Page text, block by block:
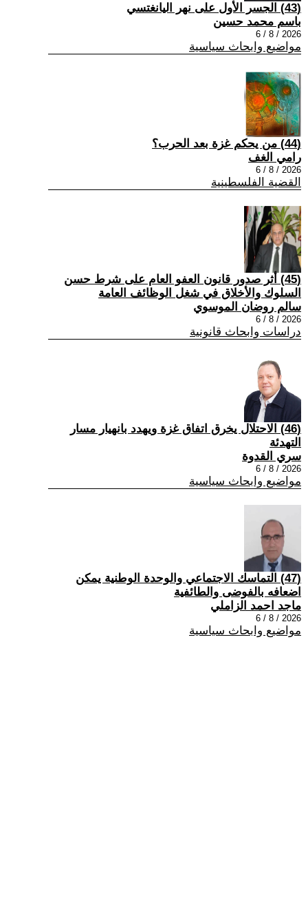
(43) الجسر الأول على نهر اليانغتسي
باسم محمد حسين
2026 / 8 / 6
مواضيع وابحاث سياسية
(44) من يحكم غزة بعد الحرب؟
رامي الغف
2026 / 8 / 6
القضية الفلسطينية
(45) أثر صدور قانون العفو العام على شرط حسن
السلوك والأخلاق في شغل الوظائف العامة
سالم روضان الموسوي
2026 / 8 / 6
دراسات وابحاث قانونية
(46) الاحتلال يخرق اتفاق غزة ويهدد بانهيار مسار
التهدئة
سري القدوة
2026 / 8 / 6
مواضيع وابحاث سياسية
(47) التماسك الاجتماعي والوحدة الوطنية يمكن
اضعافه بالفوضى والطائفية
ماجد احمد الزاملي
2026 / 8 / 6
مواضيع وابحاث سياسية